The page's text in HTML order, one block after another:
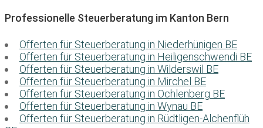
Professionelle Steuerberatung im Kanton Bern
Offerten für Steuerberatung in Niederhünigen BE
Offerten für Steuerberatung in Heiligenschwendi BE
Offerten für Steuerberatung in Wilderswil BE
Offerten für Steuerberatung in Mirchel BE
Offerten für Steuerberatung in Ochlenberg BE
Offerten für Steuerberatung in Wynau BE
Offerten für Steuerberatung in Rüdtligen-Alchenflüh